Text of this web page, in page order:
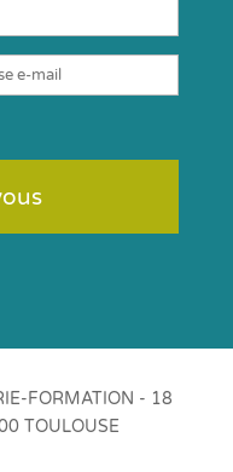
FORMATION - 18
TOULOUSE